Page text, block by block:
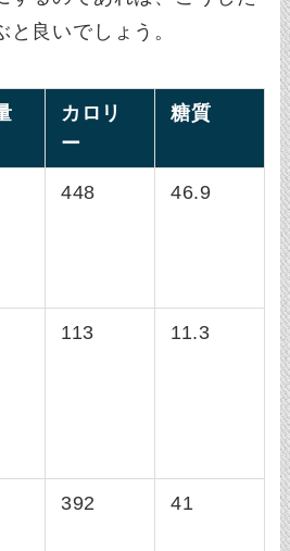
良いでしょう。
カロリ
ー
糖質
448 46.9
113 11.3
392 41